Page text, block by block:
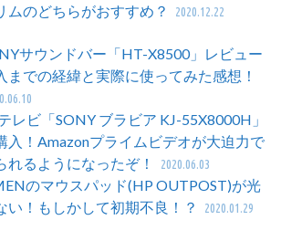
ムのどちらがおすすめ？
2020.12.22
サウンドバー「HT-X8500」レビュー
までの経緯と実際に使ってみた感想！
レビ「SONY ブラビア KJ-55X8000H」
入！Amazonプライムビデオが大迫力で
れるようになったぞ！
2020.06.03
のマウスパッド(HP OUTPOST)が光
い！もしかして初期不良！？
2020.01.29